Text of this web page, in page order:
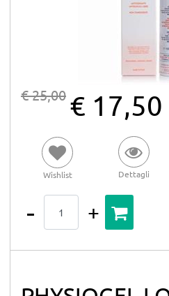
€ 25,00 € 17,50
Wishlist Dettagli